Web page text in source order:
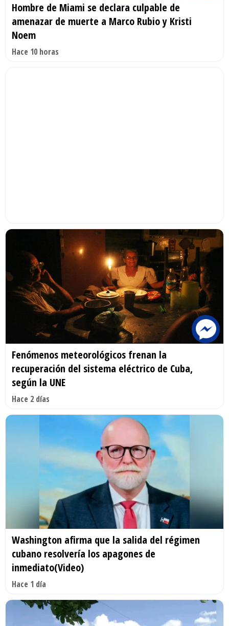
Hombre de Miami se declara culpable de
amenazar de muerte a Marco Rubio y Kristi
Noem
Hace 10 horas
Fenómenos meteorológicos frenan la
recuperación del sistema eléctrico de Cuba,
según la UNE
Hace 2 días
Washington afirma que la salida del régimen
cubano resolvería los apagones de
inmediato(Video)
Hace 1 día